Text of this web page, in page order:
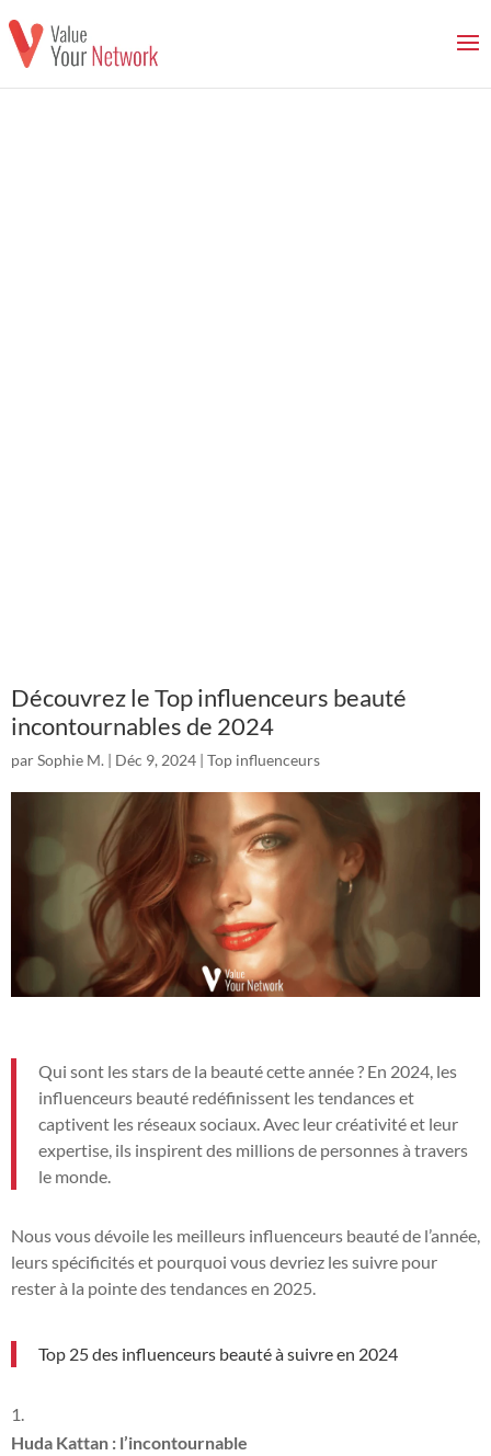
Découvrez le Top influenceurs beauté
incontournables de 2024
parSophie M. | Déc 9, 2024 | Top influenceurs
Qui sont les stars de la beauté cette année ? En 2024, les
influenceurs beauté redéfinissent les tendances et
captivent les réseaux sociaux. Avec leur créativité et leur
expertise, ils inspirent des millions de personnes à travers
le monde.
Nous vous dévoile les meilleurs influenceurs beauté de l’année,
leurs spécificités et pourquoi vous devriez les suivre pour
rester à la pointe des tendances en 2025.
Top 25 des influenceurs beauté à suivre en 2024
Huda Kattan : l’incontournable